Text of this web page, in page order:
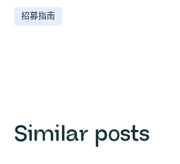
招募指南
Similar posts